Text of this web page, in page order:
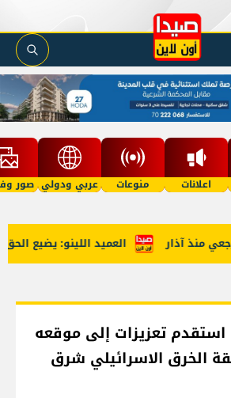
اعلانات منوعات عربي ودولي صور
العميد اللينو: يضيع الحق
استقدم تعزيزات إلى موقعه
الخرق الاسرائيلي شرق